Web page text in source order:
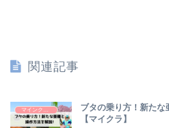
関連記事
ブタの乗り方！新たな
【マイクラ】